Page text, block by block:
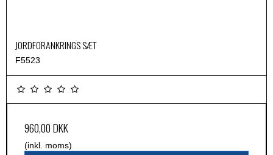
JORDFORANKRINGS SÆT
F5523
960,00 DKK
(inkl. moms)